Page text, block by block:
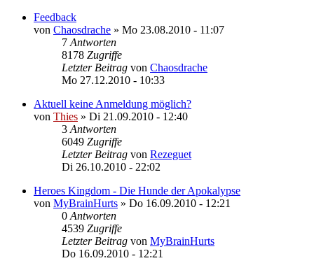
Feedback
von Chaosdrache » Mo 23.08.2010 - 11:07
7 Antworten
8178 Zugriffe
Letzter Beitrag von Chaosdrache
Mo 27.12.2010 - 10:33
Aktuell keine Anmeldung möglich?
von Thies » Di 21.09.2010 - 12:40
3 Antworten
6049 Zugriffe
Letzter Beitrag von Rezeguet
Di 26.10.2010 - 22:02
Heroes Kingdom - Die Hunde der Apokalypse
von MyBrainHurts » Do 16.09.2010 - 12:21
0 Antworten
4539 Zugriffe
Letzter Beitrag von MyBrainHurts
Do 16.09.2010 - 12:21